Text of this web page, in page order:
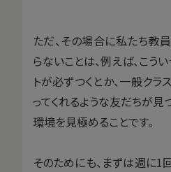
ただ、その場合に私たち教
らないことは、例えば、こう
トが必ずつくとか、一般ク
ってくれるような友だちが見
環境を見極めることです。
そのためにも、まずは週に1